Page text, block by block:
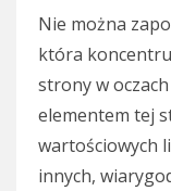
Nie można
która
strony w
elementem tej
wartościowych
innych,